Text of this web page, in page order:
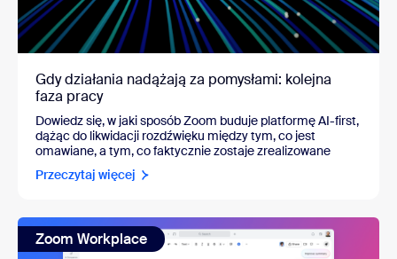
Gdy działania nadążają za pomysłami: kolejna
faza pracy
Dowiedz się, w jaki sposób Zoom buduje platformę AI-first,
dążąc do likwidacji rozdźwięku między tym, co jest
omawiane, a tym, co faktycznie zostaje zrealizowane
Przeczytaj więcej
Zoom Workplace